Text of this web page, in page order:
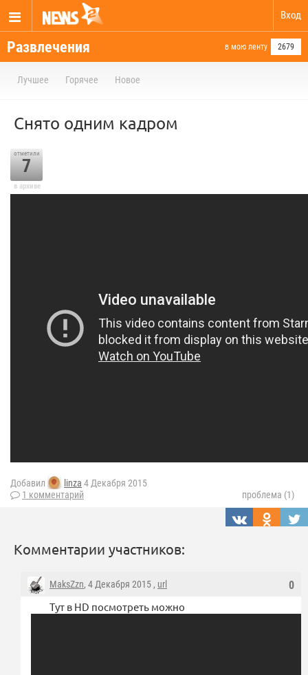
Вход
Развлечения в мою ленту 2679
Лучшее Горячее Новое
Снято одним кадром
отметили
7
в архиве
Добавил linza 4 Декабря 2015
1 комментарий
проблема (1)
Комментарии участников:
0
MaksZzn, 4 Декабря 2015 , url
Тут в HD посмотреть можно